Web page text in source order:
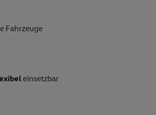
Fahrzeuge
einsetzbar